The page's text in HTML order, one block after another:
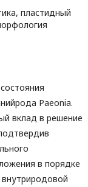
пластидный
Paeonia.
вклад в решение
в порядке
внутриродовой